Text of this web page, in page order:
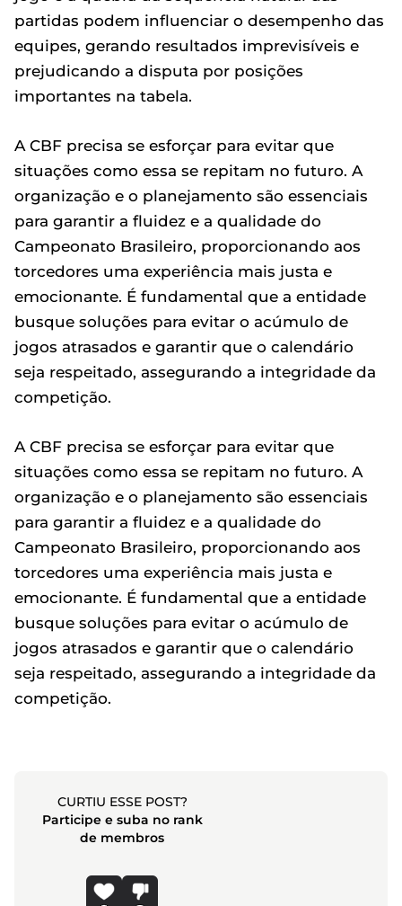
partidas podem influenciar o desempenho das
equipes, gerando resultados imprevisíveis e
prejudicando a disputa por posições
importantes na tabela.
A CBF precisa se esforçar para evitar que
situações como essa se repitam no futuro. A
organização e o planejamento são essenciais
para garantir a fluidez e a qualidade do
Campeonato Brasileiro, proporcionando aos
torcedores uma experiência mais justa e
emocionante. É fundamental que a entidade
busque soluções para evitar o acúmulo de
jogos atrasados e garantir que o calendário
seja respeitado, assegurando a integridade da
competição.
A CBF precisa se esforçar para evitar que
situações como essa se repitam no futuro. A
organização e o planejamento são essenciais
para garantir a fluidez e a qualidade do
Campeonato Brasileiro, proporcionando aos
torcedores uma experiência mais justa e
emocionante. É fundamental que a entidade
busque soluções para evitar o acúmulo de
jogos atrasados e garantir que o calendário
seja respeitado, assegurando a integridade da
competição.
CURTIU ESSE POST?
Participe e suba no rank
de membros